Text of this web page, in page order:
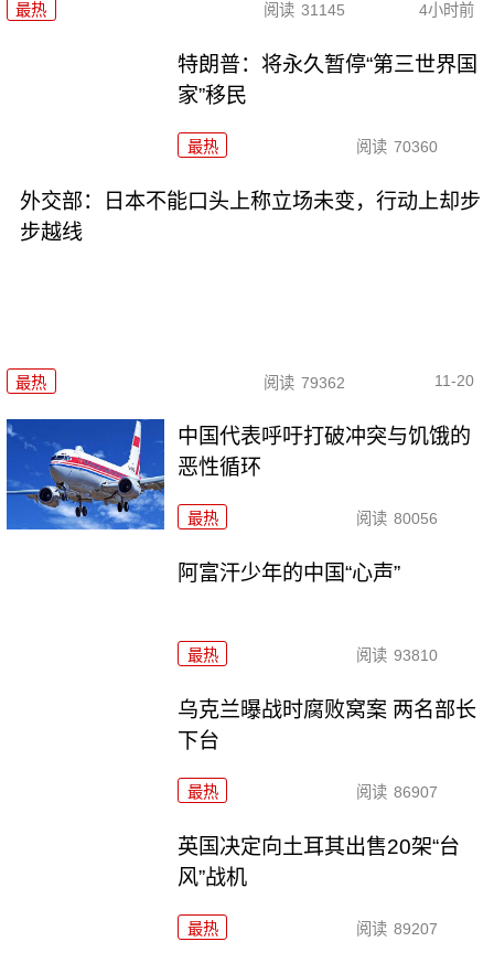
最热 阅读 31145 4小时前
特朗普：将永久暂停“第三世界国
家”移民
最热 阅读 70360
外交部：日本不能口头上称立场未变，行动上却步
步越线
最热 阅读 79362 11-20
中国代表呼吁打破冲突与饥饿的
恶性循环
最热 阅读 80056
阿富汗少年的中国“心声”
最热 阅读 93810
乌克兰曝战时腐败窝案 两名部长
下台
最热 阅读 86907
英国决定向土耳其出售20架“台
风”战机
最热 阅读 89207